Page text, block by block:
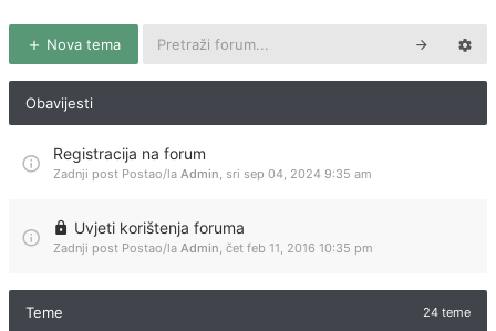
Nova tema
Obavijesti
Registracija na forum
Zadnji post Postao/la Admin, sri sep 04, 2024 9:35 am
Uvjeti korištenja foruma
Zadnji post Postao/la Admin, čet feb 11, 2016 10:35 pm
Teme 24 teme